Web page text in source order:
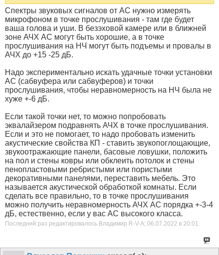
Спектры звуковых сигналов от АС нужно измерять
микрофоном в точке прослушивания - там где будет
ваша голова и уши. В безэховой камере или в ближней
зоне АЧХ АС могут быть хорошие, а в точке
прослушивания на НЧ могут быть подъемы и провалы в
АЧХ до +15 -25 дБ.
Надо экспериментально искать удачные точки установки
АС (сабвуфера или сабвуферов) и точки
прослушивания, чтобы неравномерность на НЧ была не
хуже +-6 дБ.
Если такой точки нет, то можно попробовать
эквалайзером подравнять АЧХ в точке прослушивания.
Если и это не помогает, то надо пробовать изменить
акустические свойства КП - ставить звукопоглощающие,
звукоотражающие панели, басовые ловушки, положить
на пол и стены ковры или обклеить потолок и стены
пенопластовыми ребристыми или пористыми
декоративными панелями, переставить мебель. Это
называется акустической обработкой комнаты. Если
сделать все правильно, то в точке прослушивания
можно получить неравномерность АЧХ АС порядка +-3-4
дБ, естественно, если у вас АС высокого класса.
Последний раз редактировалось Владимир R-V-A; 06.07.2022 в 20:01